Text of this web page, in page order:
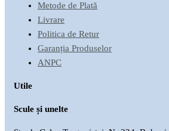
Metode de Plată
Livrare
Politica de Retur
Garanția Produselor
ANPC
Utile
Scule și unelte